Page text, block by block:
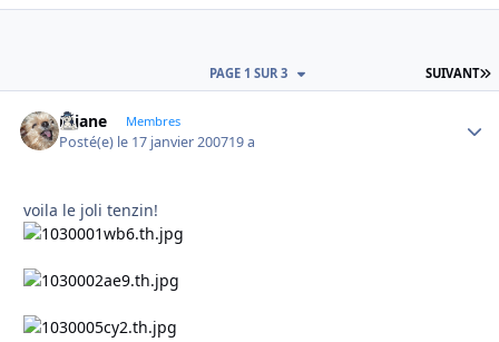
SUIVANT
PAGE 1 SUR 3
réjane Membres
Posté(e) le 17 janvier 200719 a
voila le joli tenzin!